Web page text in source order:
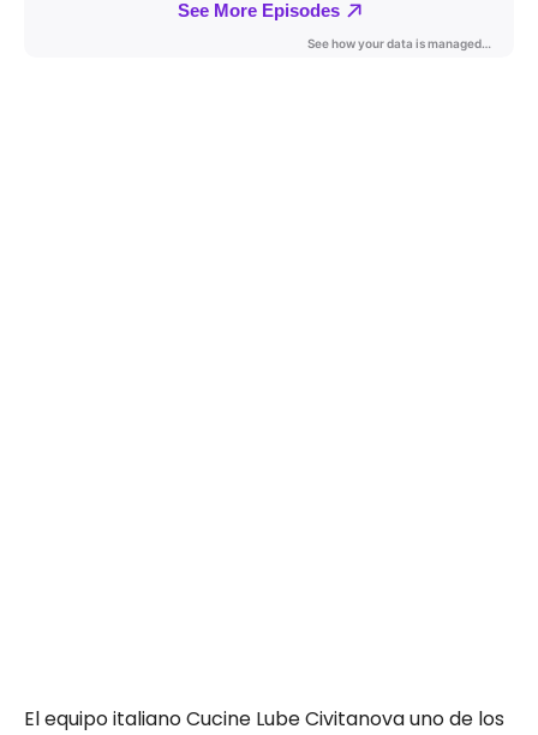
El equipo italiano Cucine Lube Civitanova uno de los